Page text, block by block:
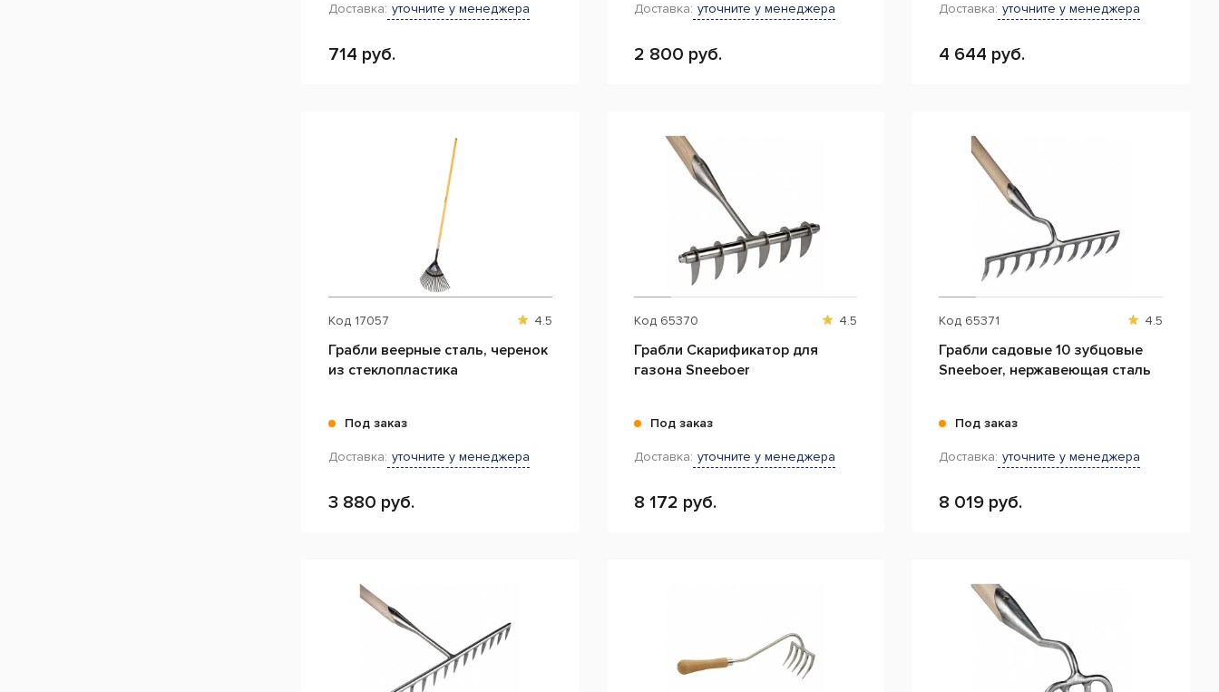
Доставка: уточните у менеджера
714 руб.
Доставка: уточните у менеджера
2 800 руб.
Доставка: уточните у менеджера
4 644 руб.
Код 17057 4.5
Грабли веерные сталь, черенок
из стеклопластика
Под заказ
Доставка: уточните у менеджера
3 880 руб.
Код 65370 4.5
Грабли Скарификатор для
газона Sneeboer
Под заказ
Доставка: уточните у менеджера
8 172 руб.
Код 65371 4.5
Грабли садовые 10 зубцовые
Sneeboer, нержавеющая сталь
Под заказ
Доставка: уточните у менеджера
8 019 руб.